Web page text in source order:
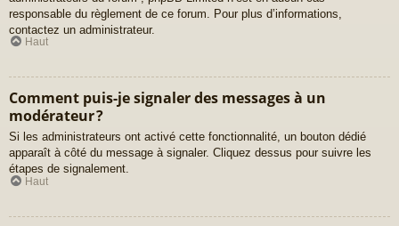
responsable du règlement de ce forum. Pour plus d’informations,
contactez un administrateur.
Haut
Comment puis-je signaler des messages à un
modérateur ?
Si les administrateurs ont activé cette fonctionnalité, un bouton dédié
apparaît à côté du message à signaler. Cliquez dessus pour suivre les
étapes de signalement.
Haut